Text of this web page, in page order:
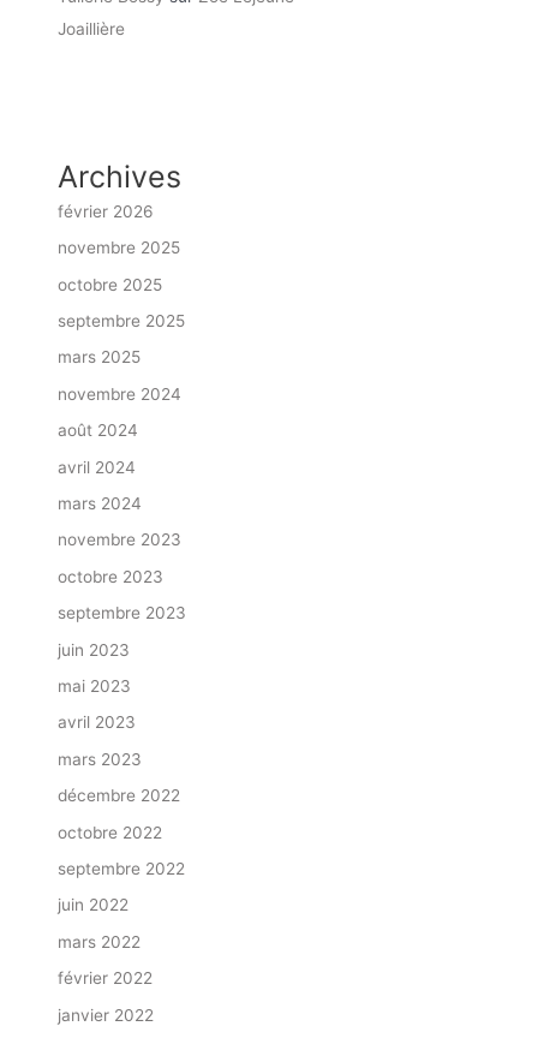
Joaillière
Archives
février 2026
novembre 2025
octobre 2025
septembre 2025
mars 2025
novembre 2024
août 2024
avril 2024
mars 2024
novembre 2023
octobre 2023
septembre 2023
juin 2023
mai 2023
avril 2023
mars 2023
décembre 2022
octobre 2022
septembre 2022
juin 2022
mars 2022
février 2022
janvier 2022